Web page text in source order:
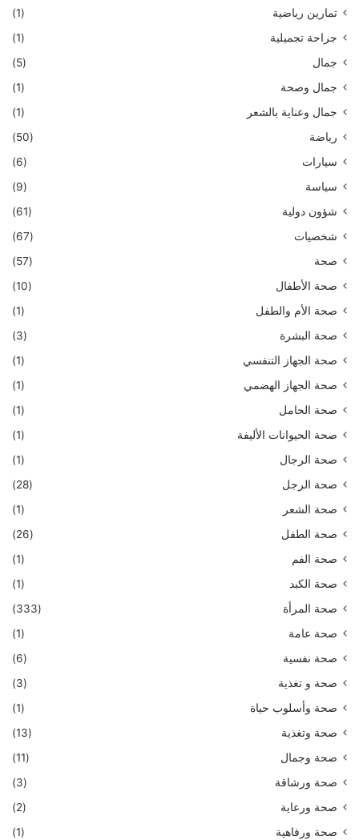
تمارين رياضية
(1)
جراحة تجميلية
(1)
جمال
(5)
جمال وصحة
(1)
جمال وعناية بالشعر
(1)
رياضة
(50)
سيارات
(6)
سياسة
(9)
شؤون دولية
(61)
شخصيات
(67)
صحة
(57)
صحة الأطفال
(10)
صحة الأم والطفل
(1)
صحة البشرة
(3)
صحة الجهاز التنفسي
(1)
صحة الجهاز الهضمي
(1)
صحة الحامل
(1)
صحة الحيوانات الأليفة
(1)
صحة الرجال
(1)
صحة الرجل
(28)
صحة الشعر
(1)
صحة الطفل
(26)
صحة الفم
(1)
صحة الكبد
(1)
صحة المرأة
(333)
صحة عامة
(1)
صحة نفسية
(6)
صحة و تغذية
(3)
صحة وأسلوب حياة
(1)
صحة وتغذية
(13)
صحة وجمال
(11)
صحة ورشاقة
(3)
صحة ورعاية
(2)
صحة ورفاهية
(1)